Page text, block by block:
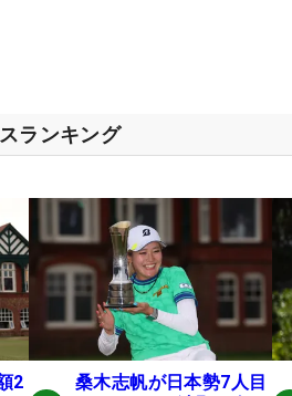
ランキング
2
桑木志帆が日本勢7人目